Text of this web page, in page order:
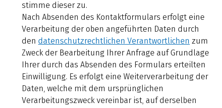
stimme dieser zu.
Nach Absenden des Kontaktformulars erfolgt eine
Verarbeitung der oben angeführten Daten durch
den datenschutzrechtlichen Verantwortlichen zum
Zweck der Bearbeitung Ihrer Anfrage auf Grundlage
Ihrer durch das Absenden des Formulars erteilten
Einwilligung. Es erfolgt eine Weiterverarbeitung der
Daten, welche mit dem ursprünglichen
Verarbeitungszweck vereinbar ist, auf derselben